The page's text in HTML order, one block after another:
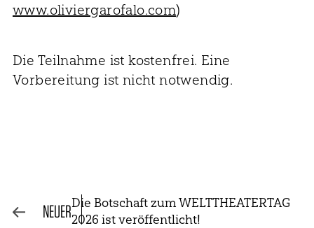
www.oliviergarofalo.com)
Die Teilnahme ist kostenfrei. Eine
Vorbereitung ist nicht notwendig.
NEUERDie Botschaft zum WELTTHEATERTAG
2026 ist veröffentlicht!